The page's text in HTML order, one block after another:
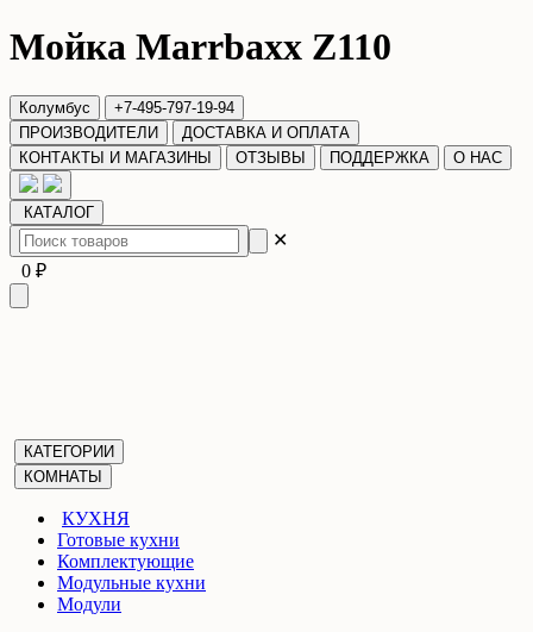
Мойка Marrbaxx Z110
Колумбус
+7-495-797-19-94
ПРОИЗВОДИТЕЛИ
ДОСТАВКА И ОПЛАТА
КОНТАКТЫ И МАГАЗИНЫ
ОТЗЫВЫ ПОДДЕРЖКА О НАС
КАТАЛОГ
✕
0 ₽
КАТЕГОРИИ
КОМНАТЫ
КУХНЯ
Готовые кухни
Комплектующие
Модульные кухни
Модули